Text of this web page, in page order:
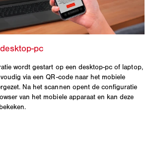
wordt gestart op een desktop-pc of laptop,
via een QR-code naar het mobiele
Na het scannen opent de configuratie
van het mobiele apparaat en kan deze